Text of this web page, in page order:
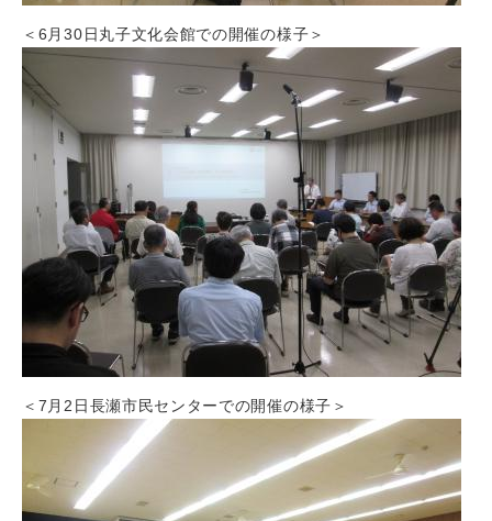
＜6月30日丸子文化会館での開催の様子＞
＜7月2日長瀬市民センターでの開催の様子＞